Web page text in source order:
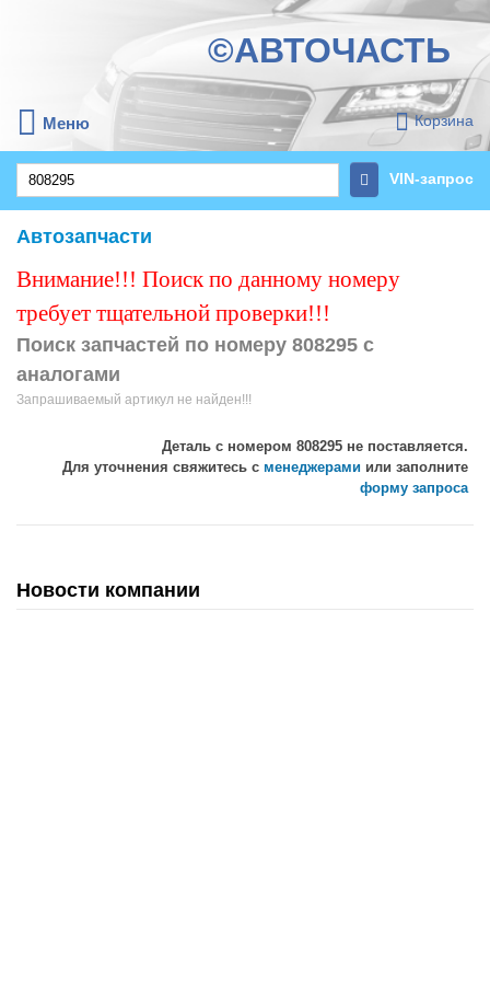
©АВТОЧАСТЬ
Меню Корзина
VIN-запрос
Автозапчасти
Внимание!!! Поиск по данному номеру
требует тщательной проверки!!!
Поиск запчастей по номеру 808295 с
аналогами
Запрашиваемый артикул не найден!!!
Деталь с номером 808295 не поставляется.
Для уточнения свяжитесь с менеджерами или заполните
форму запроса
Новости компании